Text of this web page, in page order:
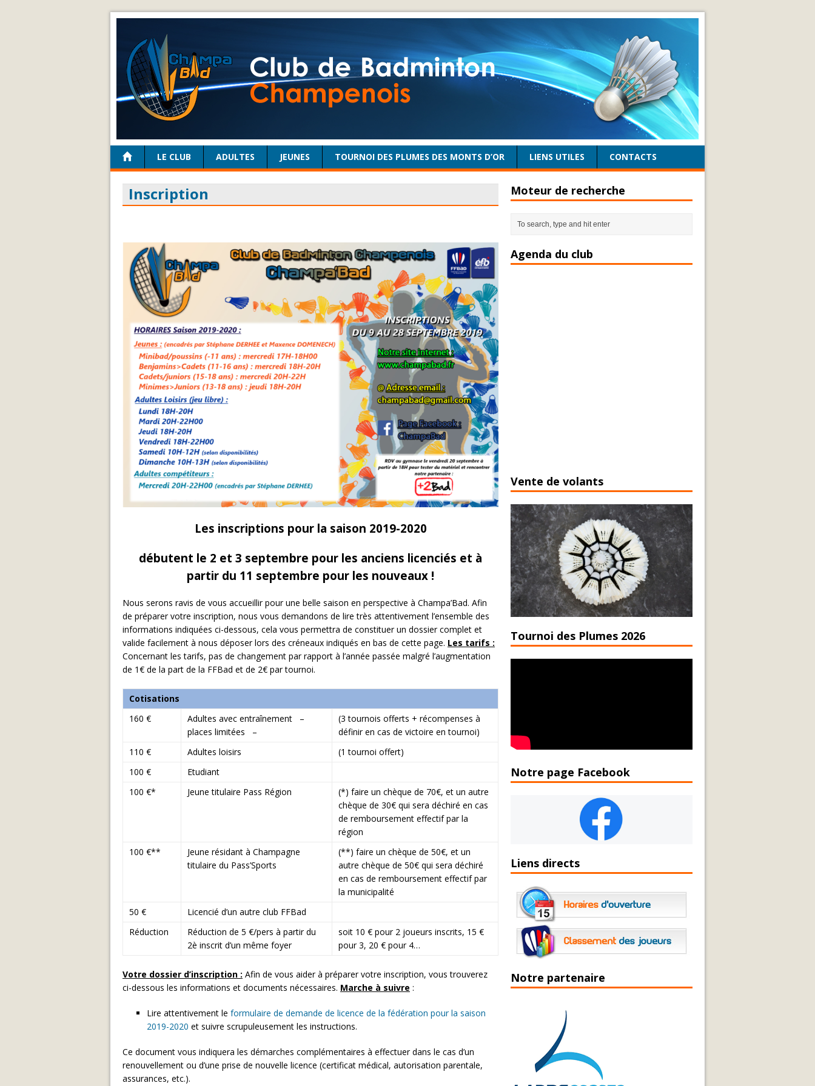
LE CLUB ADULTES JEUNES TOURNOI DES PLUMES DES MONTS D’OR LIENS UTILES CONTACTS
Inscription
Les inscriptions pour la saison 2019-2020
débutent le 2 et 3 septembre pour les anciens licenciés et à
partir du 11 septembre pour les nouveaux !
Nous serons ravis de vous accueillir pour une belle saison en perspective à Champa’Bad. Afin
de préparer votre inscription, nous vous demandons de lire très attentivement l’ensemble des
informations indiquées ci-dessous, cela vous permettra de constituer un dossier complet et
valide facilement à nous déposer lors des créneaux indiqués en bas de cette page. Les tarifs :
Concernant les tarifs, pas de changement par rapport à l’année passée malgré l’augmentation
de 1€ de la part de la FFBad et de 2€ par tournoi.
Cotisations
160 €
Adultes avec entraînement –
places limitées –
(3 tournois offerts + récompenses à
définir en cas de victoire en tournoi)
110 €
Adultes loisirs
(1 tournoi offert)
100 €
Etudiant
100 €*
Jeune titulaire Pass Région
(*) faire un chèque de 70€, et un autre
chèque de 30€ qui sera déchiré en cas
de remboursement effectif par la
région
100 €**
Jeune résidant à Champagne
titulaire du Pass’Sports
(**) faire un chèque de 50€, et un
autre chèque de 50€ qui sera déchiré
en cas de remboursement effectif par
la municipalité
50 €
Licencié d’un autre club FFBad
Réduction
Réduction de 5 €/pers à partir du
2è inscrit d’un même foyer
soit 10 € pour 2 joueurs inscrits, 15 €
pour 3, 20 € pour 4…
Votre dossier d’inscription : Afin de vous aider à préparer votre inscription, vous trouverez
ci-dessous les informations et documents nécessaires. Marche à suivre :
Lire attentivement le formulaire de demande de licence de la fédération pour la saison
2019-2020 et suivre scrupuleusement les instructions.
Ce document vous indiquera les démarches complémentaires à effectuer dans le cas d’un
renouvellement ou d’une prise de nouvelle licence (certificat médical, autorisation parentale,
assurances, etc.).
Moteur de recherche
Agenda du club
Vente de volants
Tournoi des Plumes 2026
Notre page Facebook
Liens directs
Notre partenaire